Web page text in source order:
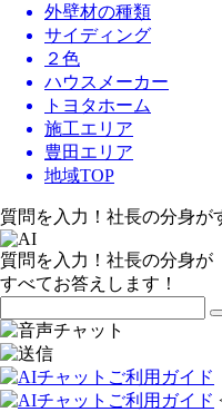
外壁材の種類
サイディング
２色
ハウスメーカー
トヨタホーム
施工エリア
豊田エリア
地域TOP
質問を入力！社長の分身が
質問を入力！社長の分身が
すべてお答えします！